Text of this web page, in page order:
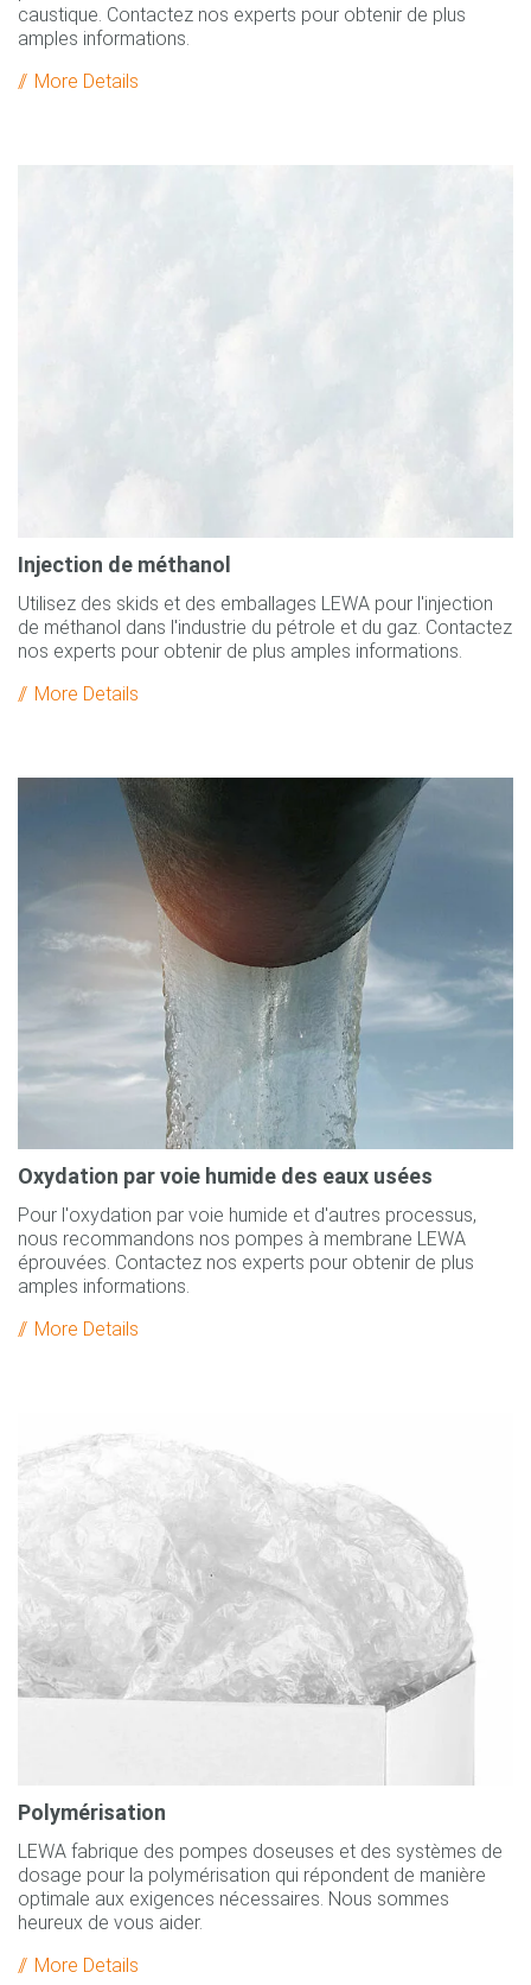
caustique. Contactez nos experts pour obtenir de plus
amples informations.
More Details
Injection de méthanol
Utilisez des skids et des emballages LEWA pour l'injection
de méthanol dans l'industrie du pétrole et du gaz. Contactez
nos experts pour obtenir de plus amples informations.
More Details
Oxydation par voie humide des eaux usées
Pour l'oxydation par voie humide et d'autres processus,
nous recommandons nos pompes à membrane LEWA
éprouvées. Contactez nos experts pour obtenir de plus
amples informations.
More Details
Polymérisation
LEWA fabrique des pompes doseuses et des systèmes de
dosage pour la polymérisation qui répondent de manière
optimale aux exigences nécessaires. Nous sommes
heureux de vous aider.
More Details